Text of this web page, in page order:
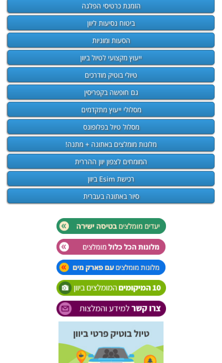
הזמנת כרטיסי הפלגה
ביטוח נסיעות ליוון
הסעות ומוניות
ייעוץ מקצועי לטיול ביוון
טיולי בוטיק מודרכים
גם חופשה בקפריסין
מסלולי ייעוץ מתקדמים
מסלול טיול בפלופונס
מלונות מומלצים באתונה + מתנה!
המומחים לצפון יוון ההררית
רכישת Esim ביוון
סיור באתונה בעברית